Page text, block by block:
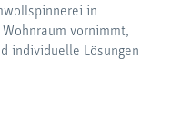
in
vornimmt,
individuelle Lösungen